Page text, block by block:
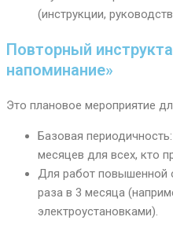
(инструкции,
Повторный
напоминание»
Это плановое мероприятие
Базовая
месяцев для всех, кто
Для работ повышенной
раза в 3 месяца
электроустановками).